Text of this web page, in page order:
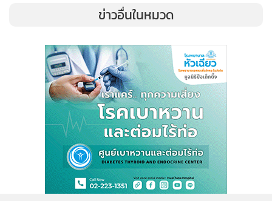
ข่าวอื่นในหมวด
MGR Online ใช้คุกกี้ เพื่อจัดการข้อมูลส่วนบุคคลเพื่อนำเสนอ
ประสบการณ์คอนเทนต์ที่ดีที่สุดให้กับผู้อ่านบนเว็บไซต์ และ
ส่วนบุคคล
รับทราบ